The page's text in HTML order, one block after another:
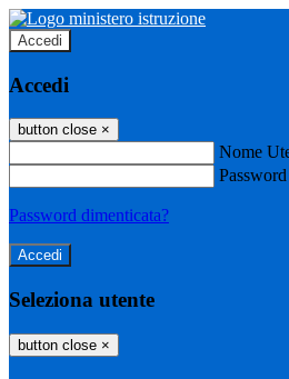
Accedi
Accedi
button close ×
Nome
Password
Password dimenticata?
Seleziona utente
button close ×